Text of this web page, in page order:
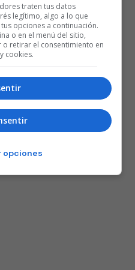
traten tus datos
legítimo, algo a lo que
opciones a continuación.
o en el menú del sitio,
o retirar el consentimiento en
cookies.
opciones